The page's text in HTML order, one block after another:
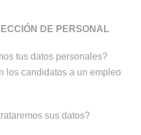
DE PERSONAL
tus datos personales?
los candidatos a un empleo
sus datos?